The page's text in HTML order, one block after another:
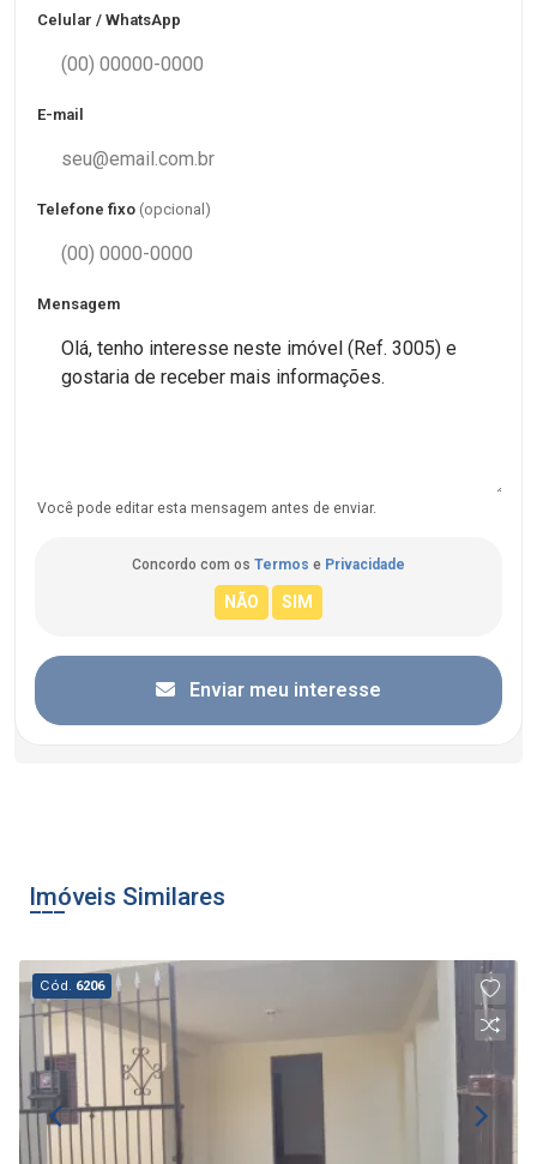
Celular / WhatsApp
E-mail
Telefone fixo (opcional)
Mensagem
Você pode editar esta mensagem antes de enviar.
Concordo com os Termos e Privacidade
Enviar meu interesse
Imóveis Similares
Cód. 6206